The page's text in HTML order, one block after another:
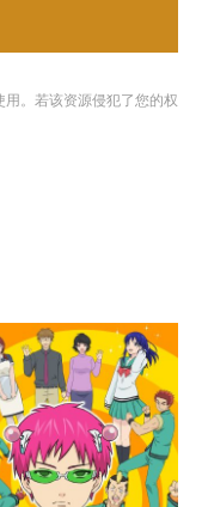
。若该资源侵犯了您的权